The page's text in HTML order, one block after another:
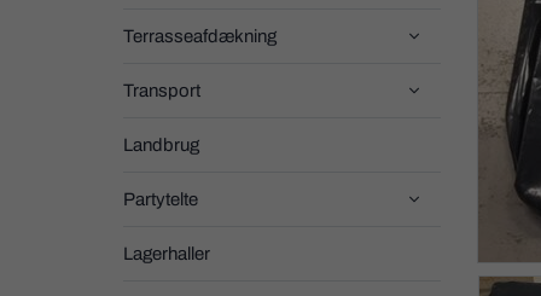
Terrasseafdækning 
Transport 
Landbrug
Partytelte 
Lagerhaller